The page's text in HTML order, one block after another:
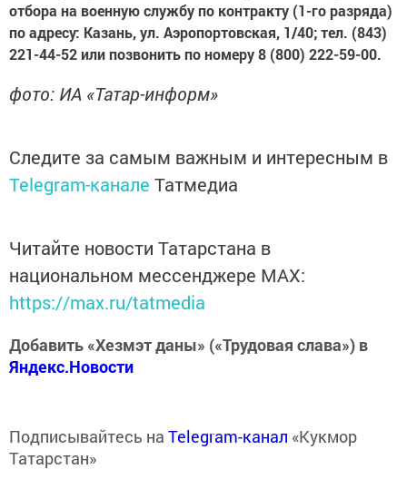
отбора на военную службу по контракту (1-го разряда)
по адресу: Казань, ул. Аэропортовская, 1/40; тел. (843)
221-44-52 или позвонить по номеру 8 (800) 222-59-00.
фото: ИА «Татар-информ»
Следите за самым важным и интересным в
Telegram-канале Татмедиа
Читайте новости Татарстана в
национальном мессенджере MАХ:
https://max.ru/tatmedia
Добавить «Хезмэт даны» («Трудовая слава») в
Яндекс.Новости
Подписывайтесь на Telegram-канал «Кукмор
Татарстан»